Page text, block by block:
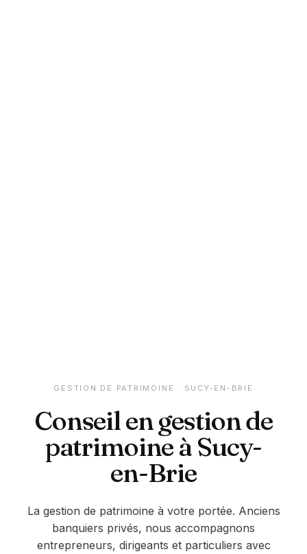
GESTION DE PATRIMOINE · SUCY-EN-BRIE
Conseil en gestion de
patrimoine àSucy-
en-Brie
La gestion de patrimoine à votre portée. Anciens
banquiers privés, nous accompagnons
entrepreneurs, dirigeants et particuliers avec